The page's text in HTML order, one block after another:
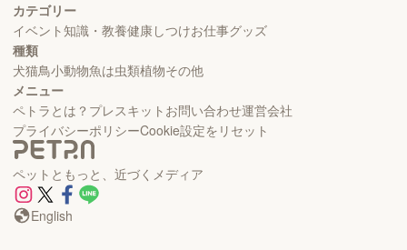
カテゴリー
イベント知識・教養健康しつけお仕事グッズ
種類
犬猫鳥小動物魚は虫類植物その他
メニュー
ペトラとは？ プレスキット お問い合わせ運営会社
プライバシーポリシーCookie設定をリセット
ペットともっと、近づくメディア
English